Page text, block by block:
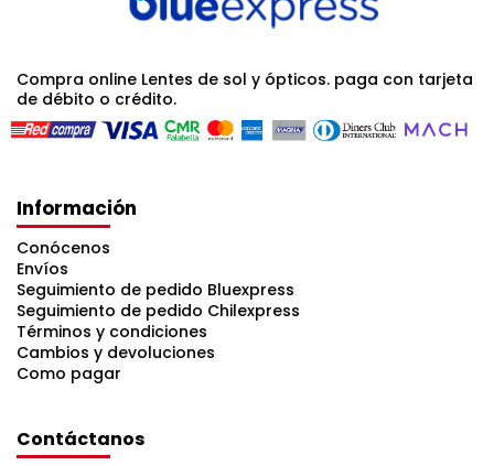
Compra online Lentes de sol y ópticos. paga con tarjeta
de débito o crédito.
Información
Conócenos
Envíos
Seguimiento de pedido Bluexpress
Seguimiento de pedido Chilexpress
Términos y condiciones
Cambios y devoluciones
Como pagar
Contáctanos